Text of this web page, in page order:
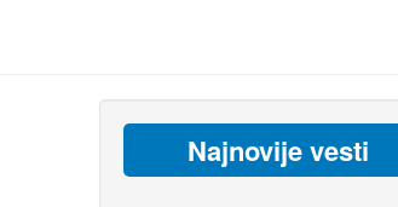
Najnovije vesti